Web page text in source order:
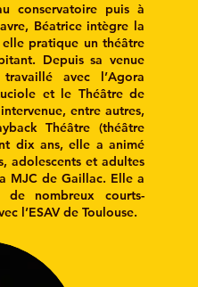
conservatoire puis à
Béatrice intègre la
pratique un théâtre
Depuis sa venue
avec l’Agora
et le Théâtre de
entre autres,
Théâtre (théâtre
dix ans, elle a animé
adolescents et adultes
MJC de Gaillac. Elle a
nombreux courts-
l’ESAV de Toulouse.